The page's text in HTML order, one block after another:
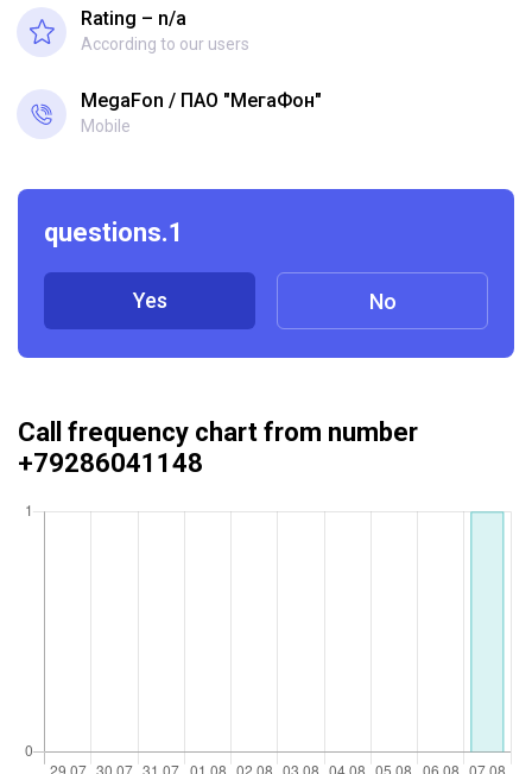
Rating – n/a
According to our users
MegaFon ПАО "МегаФон"
Mobile
questions.1
Yes No
Call frequency chart from number
+79286041148